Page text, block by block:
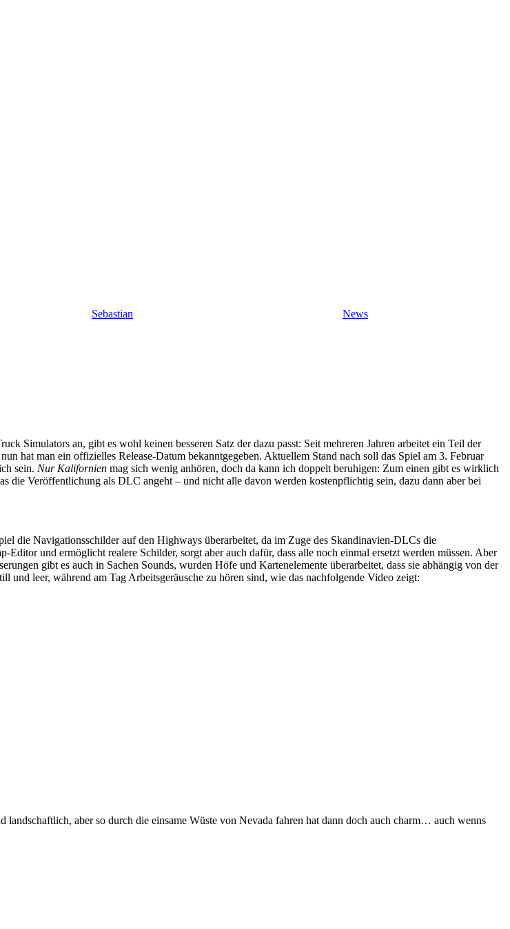
Sebastian News
Simulators an, gibt es wohl keinen besseren Satz der dazu passt: Seit mehreren Jahren arbeitet ein Teil der
hat man ein offizielles Release-Datum bekanntgegeben. Aktuellem Stand nach soll das Spiel am 3. Februar
sein. Nur Kalifornien mag sich wenig anhören, doch da kann ich doppelt beruhigen: Zum einen gibt es wirklich
die Veröffentlichung als DLC angeht – und nicht alle davon werden kostenpflichtig sein, dazu dann aber bei
die Navigationsschilder auf den Highways überarbeitet, da im Zuge des Skandinavien-DLCs die
und ermöglicht realere Schilder, sorgt aber auch dafür, dass alle noch einmal ersetzt werden müssen. Aber
gibt es auch in Sachen Sounds, wurden Höfe und Kartenelemente überarbeitet, dass sie abhängig von der
und leer, während am Tag Arbeitsgeräusche zu hören sind, wie das nachfolgende Video zeigt:
aber so durch die einsame Wüste von Nevada fahren hat dann doch auch charm… auch wenns